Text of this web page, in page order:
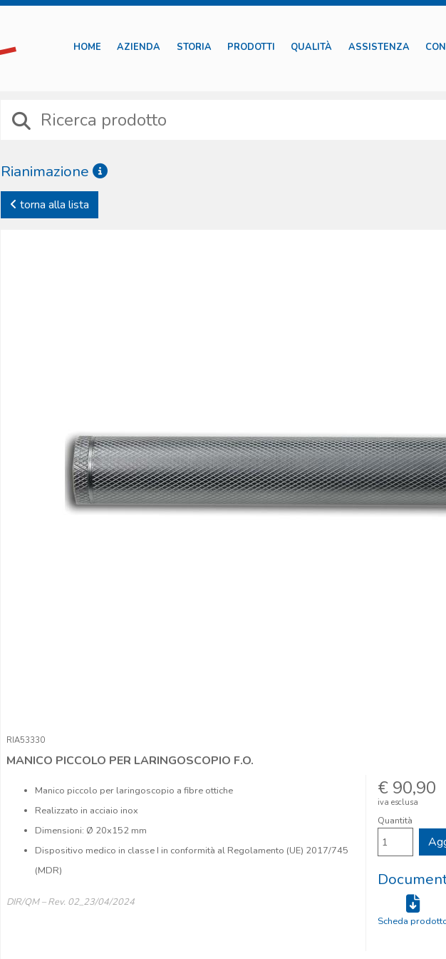
HOME AZIENDA STORIA PRODOTTI QUALITÀ ASSISTENZA
torna alla lista
RIA53330
MANICO PICCOLO PER LARINGOSCOPIO F.O.
Manico piccolo per laringoscopio a fibre ottiche
Realizzato in acciaio inox
Dimensioni: Ø 20x152 mm
Dispositivo medico in classe I in conformità al Regolamento (UE) 2017/745
(MDR)
DIR/QM – Rev. 02_23/04/2024
€ 90,90
iva esclusa
Quantità
Scheda
Rianimazione
La gamma offerta dalla Boscarol per la rianimazione è molto specifica: sono stati selezionati dispositivi
nel tempo. Proprio a causa dello specifico impiego offriamo solo prodotti testati, di cui gestiamo l’iter
piena affidabilità dei dispositivi. La Boscarol si impegna nel supporto del cliente offrendo anche